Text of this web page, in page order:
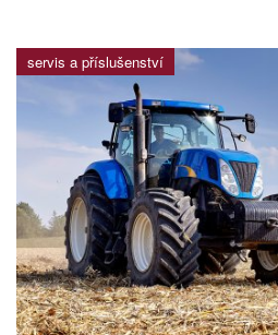
servis a příslušenství